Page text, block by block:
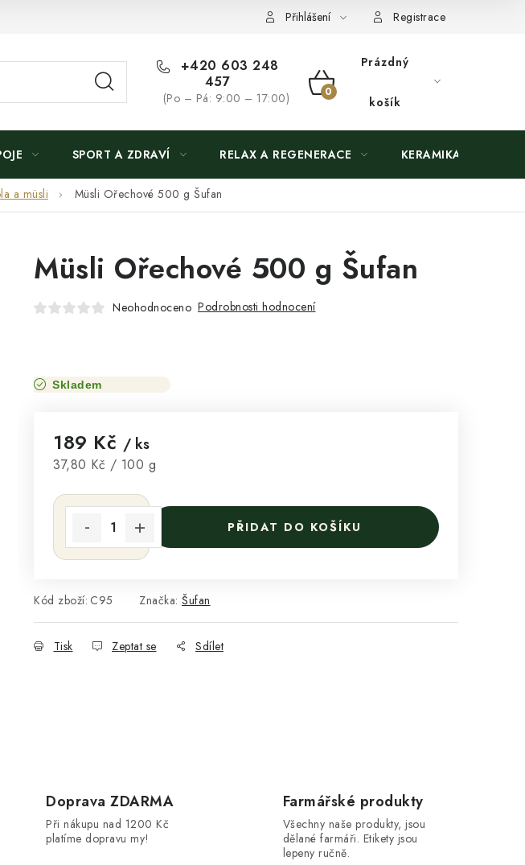
Přihlášení Registrace
+420 603 248
457
(Po – Pá: 9:00 – 17:00)
NÁKUPNÍ
Prázdný
košík
SPORT A ZDRAVÍ RELAX A REGENERACE KERAMIKA
a müsli Müsli Ořechové 500 g Šufan
Müsli Ořechové 500 g Šufan
Neohodnoceno Podrobnosti hodnocení
Skladem
189 Kč / ks
Měrná cena:
37,80 Kč / 100 g
PŘIDAT DO KOŠÍKU
Kód zboží: C95 Značka: Šufan
Tisk Zeptat se Sdílet
Doprava ZDARMA
Při nákupu nad 1200 Kč
platíme dopravu my!
Farmářské produkty
Všechny naše produkty, jsou
dělané farmáři. Etikety jsou
lepeny ručně.